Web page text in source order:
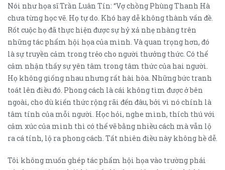
Nói như họa sĩ Trần Luân Tín: “Vợ chồng Phùng Thanh Hà
chưa từng học vẽ. Họ tự do. Khó hay dễ không thành vấn đề.
Rốt cuộc họ đã thực hiện được sự hỷ xả nhẹ nhàng trên
những tác phẩm hội họa của mình. Và quan trọng hơn, đó
là sự truyền cảm trong trẻo cho người thưởng thức. Có thể
cảm nhận thấy sự yên tâm trong tâm thức của hai người.
Họ không giống nhau nhưng rất hài hòa. Những bức tranh
toát lên điều đó. Phong cách là cái không tìm được ở bên
ngoài, cho dù kiến thức rộng rãi đến đâu, bởi vì nó chính là
tâm tính của mỗi người. Học hỏi, nghe mình, thích thú với
cảm xúc của mình thì có thể vẽ bằng nhiều cách mà vẫn lộ
ra cá tính, lộ ra phong cách. Tất nhiên điều này không hề dễ.
Tôi không muốn ghép tác phẩm hội họa vào trường phái